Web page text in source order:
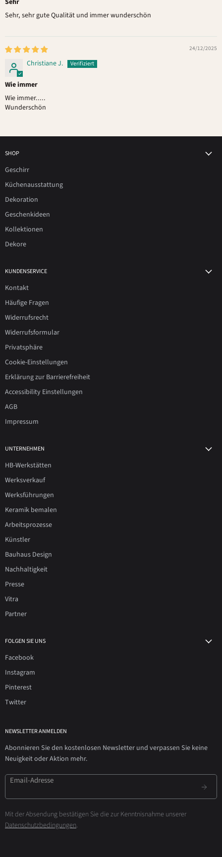
Sehr
Sehr, sehr gute Qualität und immer wunderschön
24/12/2025
Christiane J.
Wie immer
Wie immer.....
Wunderschön
SHOP
Geschirr
Küchenausstattung
Dekoration
Geschenkideen
Kollektionen
Dekore
KUNDENSERVICE
Kontakt
Häufige Fragen
Widerrufsrecht
Widerrufsformular
Privatsphäre
Cookie-Einstellungen
Erklärung zur Barrierefreiheit
Accessibility Einstellungen
AGB
Impressum
UNTERNEHMEN
HB-Werkstätten
Werksverkauf
Werksführungen
Keramik bemalen
Arbeitsprozesse
Künstler
Bauhaus Design
Nachhaltigkeit
Presse
Vitra
Partner
FOLGEN SIE UNS
Facebook
Instagram
Pinterest
Twitter
NEWSLETTER ANMELDEN
Abonnieren Sie den kostenlosen Newsletter und verpassen Sie keine
Neuigkeit oder Aktion mehr.
Email-Adresse
Mit der Absendung bestätigen Sie die zur Kenntnisnahme unserer
Datenschutzbedingungen.